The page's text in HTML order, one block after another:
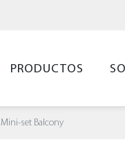
PRODUCTOS
Mini-set Balcony